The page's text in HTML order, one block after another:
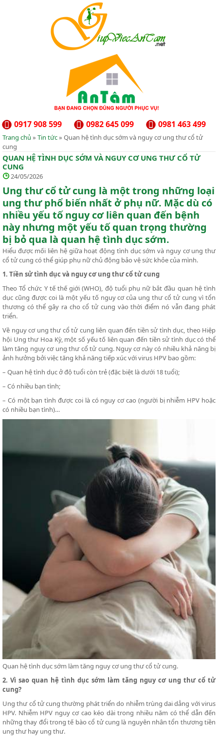
0981 463 499
0982 645 099
0917 908 599
Trang chủ » Tin tức» Quan hệ tình dục sớm và nguy cơ ung thư cổ tử
cung
QUAN HỆ TÌNH DỤC SỚM VÀ NGUY CƠ UNG THƯ CỔ TỬ
CUNG
24/05/2026
Ung thư cổ tử cung là một trong những loại
ung thư phổ biến nhất ở phụ nữ. Mặc dù có
nhiều yếu tố nguy cơ liên quan đến bệnh
này nhưng một yếu tố quan trọng thường
bị bỏ qua là quan hệ tình dục sớm.
Hiểu được mối liên hệ giữa hoạt động tình dục sớm và nguy cơ ung thư
cổ tử cung có thể giúp phụ nữ chủ động bảo vệ sức khỏe của mình.
1. Tiền sử tình dục và nguy cơ ung thư cổ tử cung
Theo Tổ chức Y tế thế giới (WHO), độ tuổi phụ nữ bắt đầu quan hệ tình
dục cũng được coi là một yếu tố nguy cơ của ung thư cổ tử cung vì tổn
thương có thể gây ra cho cổ tử cung vào thời điểm nó vẫn đang phát
triển.
Về nguy cơ ung thư cổ tử cung liên quan đến tiền sử tình dục, theo Hiệp
hội Ung thư Hoa Kỳ, một số yếu tố liên quan đến tiền sử tình dục có thể
làm tăng nguy cơ ung thư cổ tử cung. Nguy cơ này có nhiều khả năng bị
ảnh hưởng bởi việc tăng khả năng tiếp xúc với virus HPV bao gồm:
– Quan hệ tình dục ở độ tuổi còn trẻ (đặc biệt là dưới 18 tuổi);
– Có nhiều bạn tình;
– Có một bạn tình được coi là có nguy cơ cao (người bị nhiễm HPV hoặc
có nhiều bạn tình)…
Quan hệ tình dục sớm làm tăng nguy cơ ung thư cổ tử cung.
2. Vì sao quan hệ tình dục sớm làm tăng nguy cơ ung thư cổ tử
cung?
Ung thư cổ tử cung thường phát triển do nhiễm trùng dai dẳng với virus
HPV. Nhiễm HPV nguy cơ cao kéo dài trong nhiều năm có thể dẫn đến
những thay đổi trong tế bào cổ tử cung là nguyên nhân tổn thương tiền
ung thư hay ung thư.